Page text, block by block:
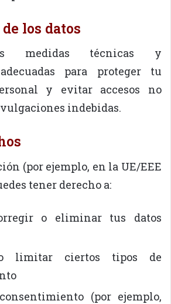
los datos
medidas técnicas y
para proteger tu
y evitar accesos no
indebidas.
(por ejemplo, en la UE/EEE
tener derecho a:
o eliminar tus datos
o limitar ciertos tipos de
(por ejemplo,